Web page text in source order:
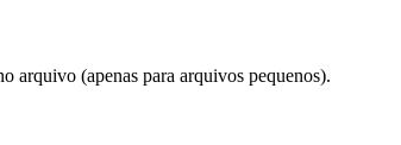
arquivo (apenas para arquivos pequenos).